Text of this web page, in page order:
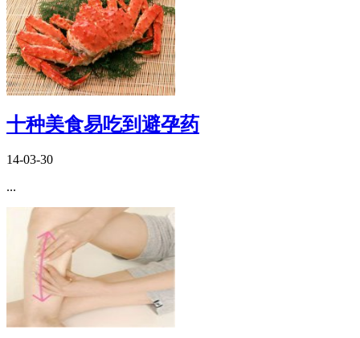
十种美食易吃到避孕药
14-03-30
...